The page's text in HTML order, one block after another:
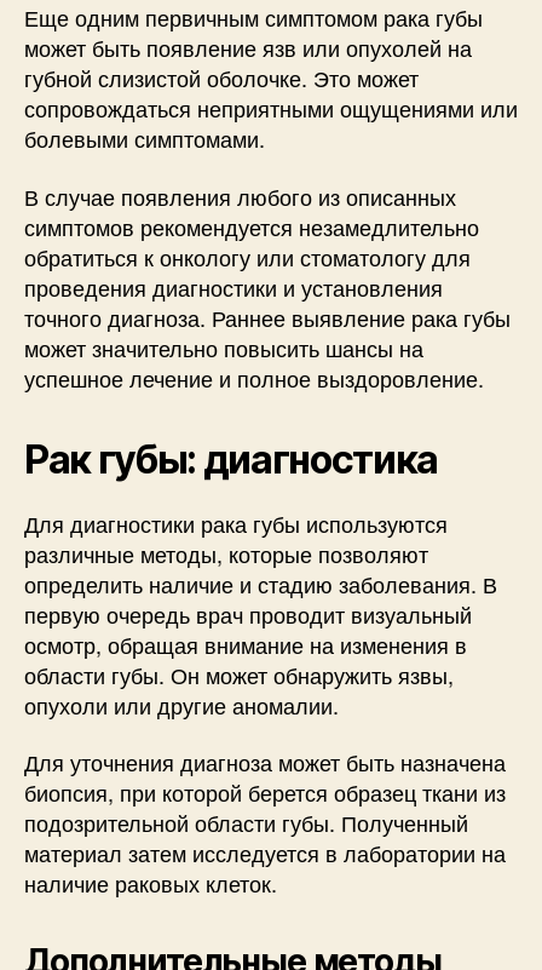
Еще одним первичным симптомом рака губы
может быть появление язв или опухолей на
губной слизистой оболочке. Это может
сопровождаться неприятными ощущениями или
болевыми симптомами.
В случае появления любого из описанных
симптомов рекомендуется незамедлительно
обратиться к онкологу или стоматологу для
проведения диагностики и установления
точного диагноза. Раннее выявление рака губы
может значительно повысить шансы на
успешное лечение и полное выздоровление.
Рак губы: диагностика
Для диагностики рака губы используются
различные методы, которые позволяют
определить наличие и стадию заболевания. В
первую очередь врач проводит визуальный
осмотр, обращая внимание на изменения в
области губы. Он может обнаружить язвы,
опухоли или другие аномалии.
Для уточнения диагноза может быть назначена
биопсия, при которой берется образец ткани из
подозрительной области губы. Полученный
материал затем исследуется в лаборатории на
наличие раковых клеток.
Дополнительные методы